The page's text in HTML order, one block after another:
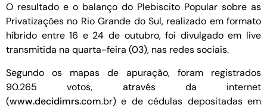
O resultado e o balanço do Plebiscito Popular sobre as
Privatizações no Rio Grande do Sul, realizado em formato
híbrido entre 16 e 24 de outubro, foi divulgado em live
transmitida na quarta-feira (03), nas redes sociais.
Segundo os mapas de apuração, foram registrados
90.265 votos, através da internet
(www.decidimrs.com.br) e de cédulas depositadas em